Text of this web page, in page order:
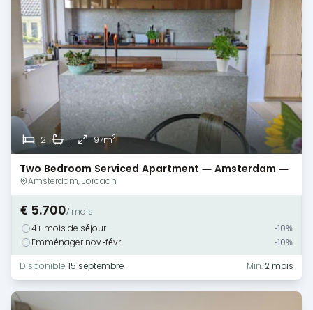
2 1 97m2
Two Bedroom Serviced Apartment — Amsterdam —
Jordaan
Amsterdam, Jordaan
€ 5.700/ mois
4+ mois de séjour
-10%
Emménager nov.-févr.
-10%
Disponible 15 septembre Min.2 mois